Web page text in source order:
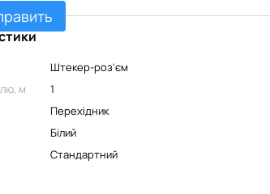
Штекер-роз'єм
м
1
Перехідник
Білий
Стандартний